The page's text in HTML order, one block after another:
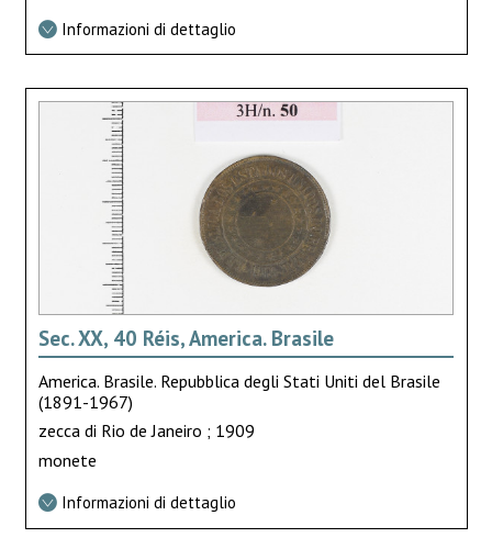
Informazioni di dettaglio
Sec. XX, 40 Réis, America. Brasile
America. Brasile. Repubblica degli Stati Uniti del Brasile
(1891-1967)
zecca di Rio de Janeiro ; 1909
monete
Informazioni di dettaglio